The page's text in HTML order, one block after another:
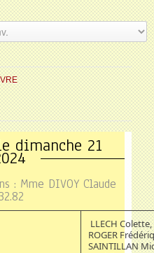
dimanche 21
: Mme DIVOY Claude
LLECH
ROGER
SAINTILLAN